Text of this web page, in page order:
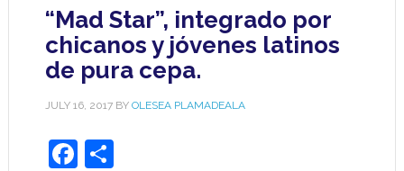
“Mad Star”, integrado por
chicanos y jóvenes latinos
de pura cepa.
JULY 16, 2017BY OLESEA PLAMADEALA
Facebook
Share